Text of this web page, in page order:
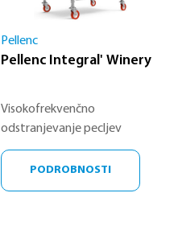
Pellenc
Pellenc Integral' Winery
Visokofrekvenčno
odstranjevanje pecljev
PODROBNOSTI